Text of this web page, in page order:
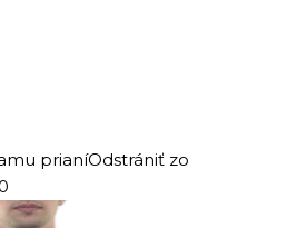
prianíOdstrániť zo